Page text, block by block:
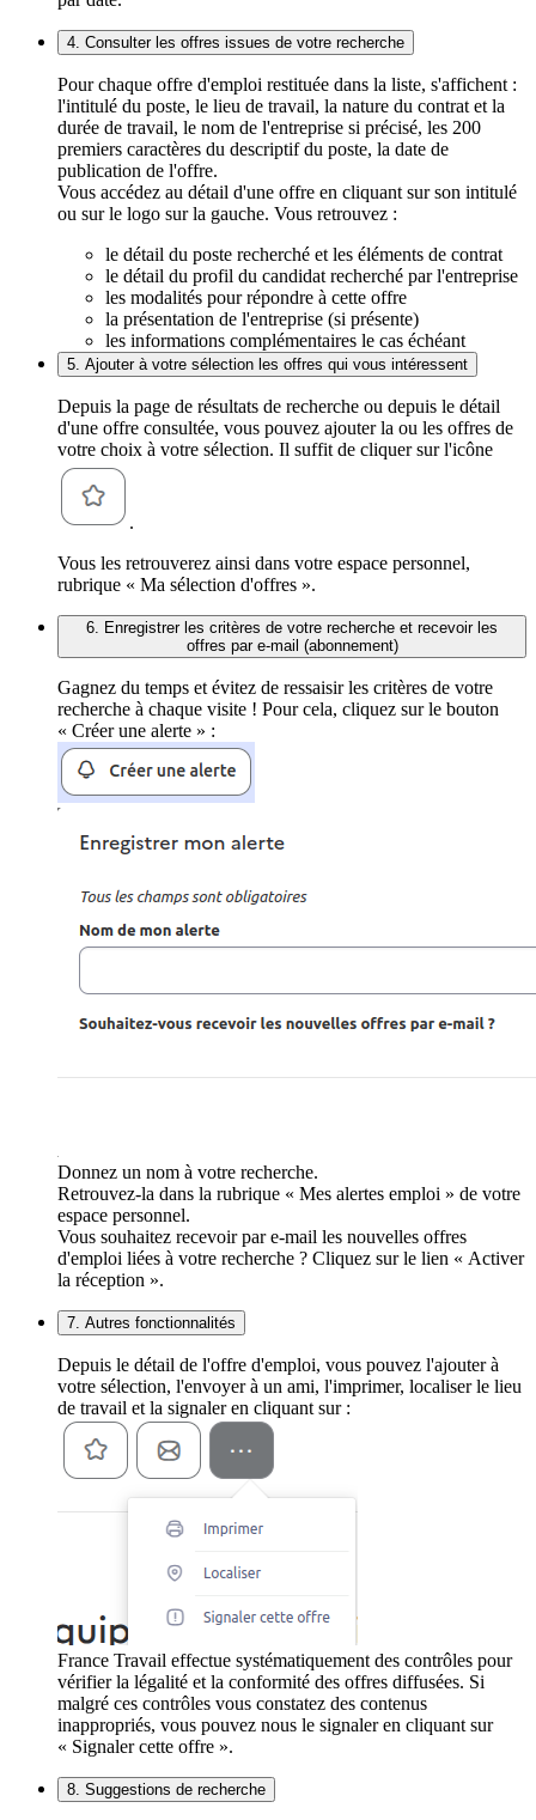
4. Consulter les offres issues de votre recherche
Pour chaque offre d'emploi restituée dans la liste, s'affichent :
l'intitulé du poste, le lieu de travail, la nature du contrat et la
durée de travail, le nom de l'entreprise si précisé, les 200
premiers caractères du descriptif du poste, la date de
publication de l'offre.
Vous accédez au détail d'une offre en cliquant sur son intitulé
ou sur le logo sur la gauche. Vous retrouvez :
le détail du poste recherché et les éléments de contrat
le détail du profil du candidat recherché par l'entreprise
les modalités pour répondre à cette offre
la présentation de l'entreprise (si présente)
les informations complémentaires le cas échéant
5. Ajouter à votre sélection les offres qui vous intéressent
Depuis la page de résultats de recherche ou depuis le détail
d'une offre consultée, vous pouvez ajouter la ou les offres de
votre choix à votre sélection. Il suffit de cliquer sur l'icône
.
Vous les retrouverez ainsi dans votre espace personnel,
rubrique « Ma sélection d'offres ».
6. Enregistrer les critères de votre recherche et recevoir les
offres par e-mail (abonnement)
Gagnez du temps et évitez de ressaisir les critères de votre
recherche à chaque visite ! Pour cela, cliquez sur le bouton
« Créer une alerte » :
Donnez un nom à votre recherche.
Retrouvez-la dans la rubrique « Mes alertes emploi » de votre
espace personnel.
Vous souhaitez recevoir par e-mail les nouvelles offres
d'emploi liées à votre recherche ? Cliquez sur le lien « Activer
la réception ».
7. Autres fonctionnalités
Depuis le détail de l'offre d'emploi, vous pouvez l'ajouter à
votre sélection, l'envoyer à un ami, l'imprimer, localiser le lieu
de travail et la signaler en cliquant sur :
France Travail effectue systématiquement des contrôles pour
vérifier la légalité et la conformité des offres diffusées. Si
malgré ces contrôles vous constatez des contenus
inappropriés, vous pouvez nous le signaler en cliquant sur
« Signaler cette offre ».
8. Suggestions de recherche